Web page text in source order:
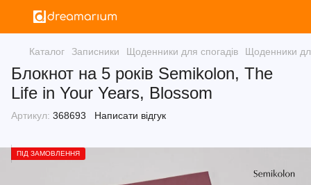
Каталог Записники Щоденники для спогадів Щоденники
Блокнот на 5 років Semikolon, The
Life in Your Years, Blossom
Артикул: 368693 Написати відгук
ПІД ЗАМОВЛЕННЯ